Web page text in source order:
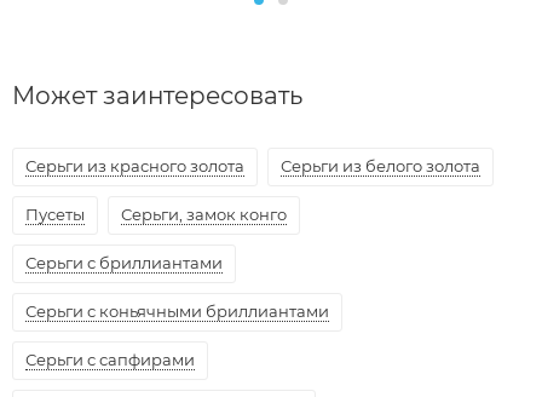
Может заинтересовать
Серьги из красного золота Серьги из белого золота
Пусеты Серьги, замок конго
Серьги с бриллиантами
Серьги с коньячными бриллиантами
Серьги с сапфирами